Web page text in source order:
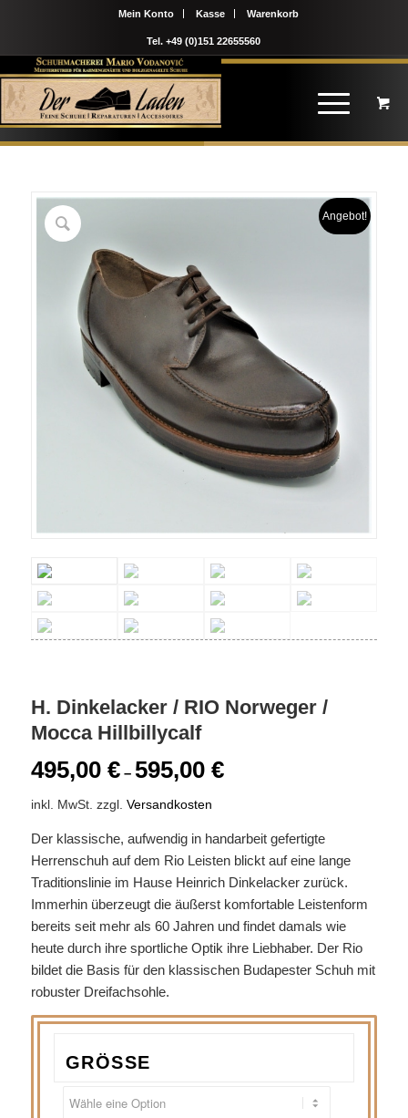
Mein Konto Kasse Warenkorb
Tel. +49 (0)151 22655560
Angebot!
H. Dinkelacker / RIO Norweger /
Mocca Hillbillycalf
495,00 €– 595,00 €
inkl. MwSt. zzgl. Versandkosten
Der klassische, aufwendig in handarbeit gefertigte
Herrenschuh auf dem Rio Leisten blickt auf eine lange
Traditionslinie im Hause Heinrich Dinkelacker zurück.
Immerhin überzeugt die äußerst komfortable Leistenform
bereits seit mehr als 60 Jahren und findet damals wie
heute durch ihre sportliche Optik ihre Liebhaber. Der Rio
bildet die Basis für den klassischen Budapester Schuh mit
robuster Dreifachsohle.
GRÖSSE